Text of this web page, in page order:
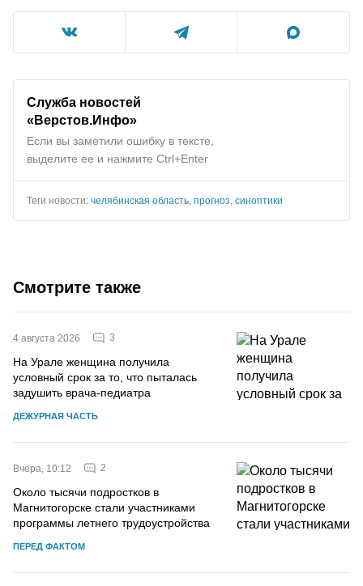
Служба новостей
«Верстов.Инфо»
Если вы заметили ошибку в тексте,
выделите ее и нажмите Ctrl+Enter
Теги новости: челябинская область прогноз синоптики
Смотрите также
4 августа 2026 3
На Урале женщина получила
условный срок за то, что пыталась
задушить врача-педиатра
ДЕЖУРНАЯ ЧАСТЬ
Вчера, 10:12 2
Около тысячи подростков в
Магнитогорске стали участниками
программы летнего трудоустройства
ПЕРЕД ФАКТОМ